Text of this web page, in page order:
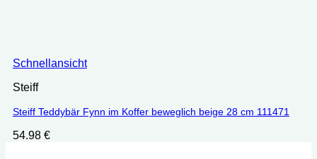
Schnellansicht
Steiff
Steiff Teddybär Fynn im Koffer beweglich beige 28 cm 111471
54.98 €